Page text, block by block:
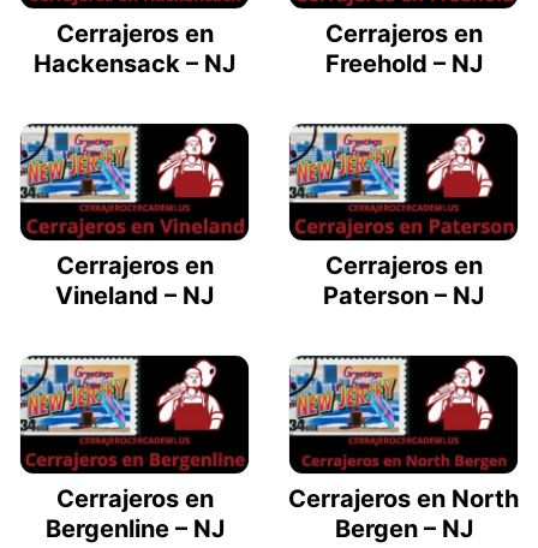
Cerrajeros en
Hackensack – NJ
Cerrajeros en
Freehold – NJ
Cerrajeros en
Vineland – NJ
Cerrajeros en
Paterson – NJ
Cerrajeros en
Bergenline – NJ
Cerrajeros en North
Bergen – NJ